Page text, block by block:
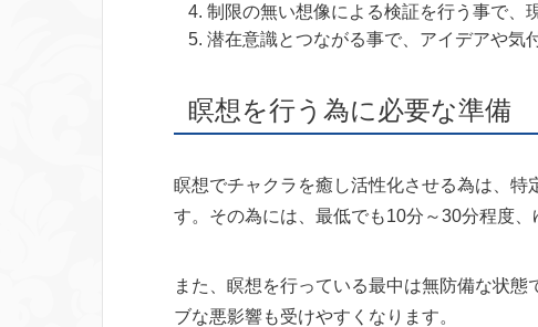
制限の無い想像による検証を行う事で、
潜在意識とつながる事で、アイデアや気
瞑想を行う為に必要な準備
瞑想でチャクラを癒し活性化させる為は、
す。その為には、最低でも10分～30分程度
また、瞑想を行っている最中は無防備な状
ブな悪影響も受けやすくなります。